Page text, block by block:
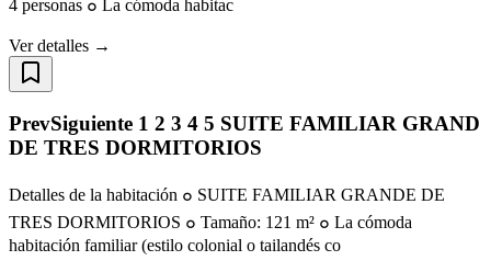
4 personas ๐ La cómoda habitac
Ver detalles →
PrevSiguiente 1 2 3 4 5 SUITE FAMILIAR GRAND
DE TRES DORMITORIOS
Detalles de la habitación ๐ SUITE FAMILIAR GRANDE DE
TRES DORMITORIOS ๐ Tamaño: 121 m² ๐ La cómoda
habitación familiar (estilo colonial o tailandés co